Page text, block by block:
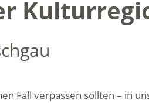
Fall verpassen sollten – in